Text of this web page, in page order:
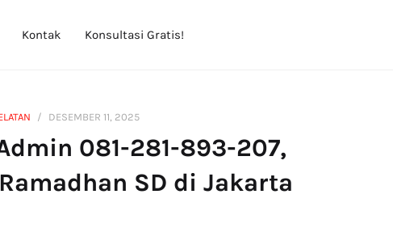
Kontak Konsultasi Gratis!
DESEMBER 11, 2025
081-281-893-207,
SD di Jakarta